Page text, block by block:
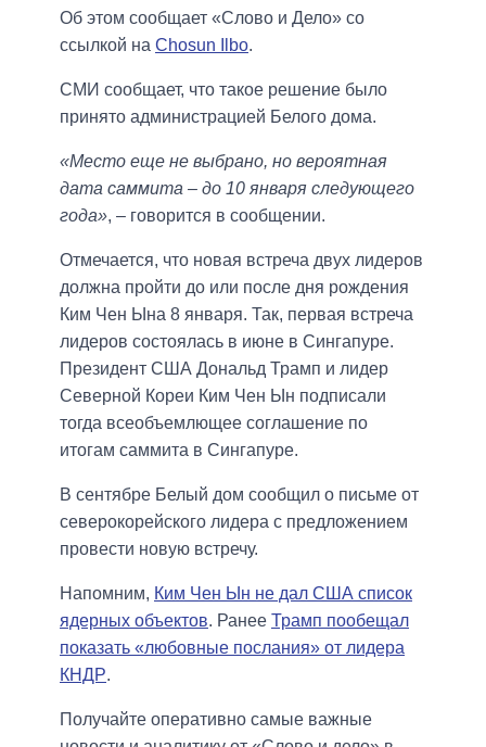
Об этом сообщает «Слово и Дело» со
ссылкой на Chosun Ilbo.
СМИ сообщает, что такое решение было
принято администрацией Белого дома.
«Место еще не выбрано, но вероятная
дата саммита – до 10 января следующего
года», – говорится в сообщении.
Отмечается, что новая встреча двух лидеров
должна пройти до или после дня рождения
Ким Чен Ына 8 января. Так, первая встреча
лидеров состоялась в июне в Сингапуре.
Президент США Дональд Трамп и лидер
Северной Кореи Ким Чен Ын подписали
тогда всеобъемлющее соглашение по
итогам саммита в Сингапуре.
В сентябре Белый дом сообщил о письме от
северокорейского лидера с предложением
провести новую встречу.
Напомним, Ким Чен Ын не дал США список
ядерных объектов. Ранее Трамп пообещал
показать «любовные послания» от лидера
КНДР.
Получайте оперативно самые важные